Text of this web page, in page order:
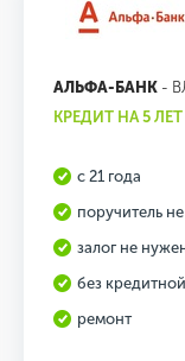
АЛЬФА-БАНК -
КРЕДИТ НА 5
с 21 года
поручитель
залог не
без
ремонт